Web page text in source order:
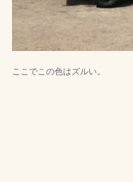
ここでこの色はズルい。